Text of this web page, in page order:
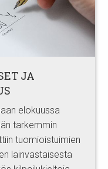
JA
elokuussa
tarkemmin
tuomioistuimien
lainvastaisesta